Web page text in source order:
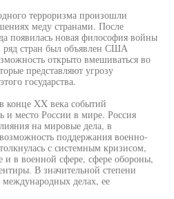
терроризма произошли
меду странами. После
появилась новая философия войны
стран был объявлен США
открыто вмешиваться во
представляют угрозу
государства.
конце XX века событий
и место России в мире. Россия
на мировые дела, в
поддержания военно-
с системным кризисом,
в военной сфере, сфере обороны,
В значительной степени
международных делах, ее